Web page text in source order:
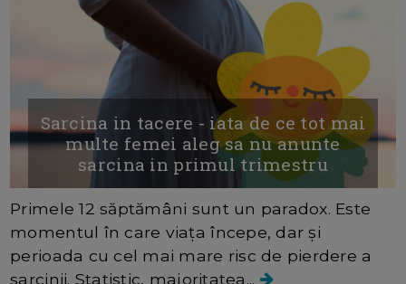
Sarcina in tacere - iata de ce tot mai
multe femei aleg sa nu anunte
sarcina in primul trimestru
Primele 12 săptămâni sunt un paradox. Este
momentul în care viața începe, dar și
perioada cu cel mai mare risc de pierdere a
sarcinii. Statistic, majoritatea...